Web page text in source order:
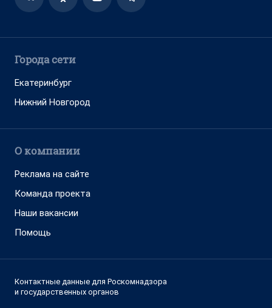
Города сети
Екатеринбург
Нижний Новгород
О компании
Реклама на сайте
Команда проекта
Наши вакансии
Помощь
Контактные данные для Роскомнадзора
и государственных органов